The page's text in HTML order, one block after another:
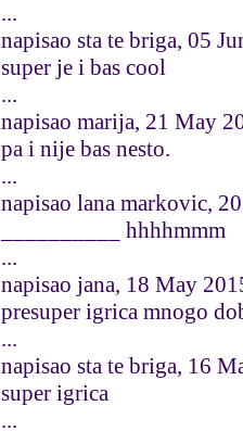
...
napisao sta te briga, 05
super je i bas cool
...
napisao marija, 21 May
pa i nije bas nesto.
...
napisao lana markovic,
__________ hhhhmmm
...
napisao jana, 18 May
presuper igrica mnogo
...
napisao sta te briga, 16
super igrica
...